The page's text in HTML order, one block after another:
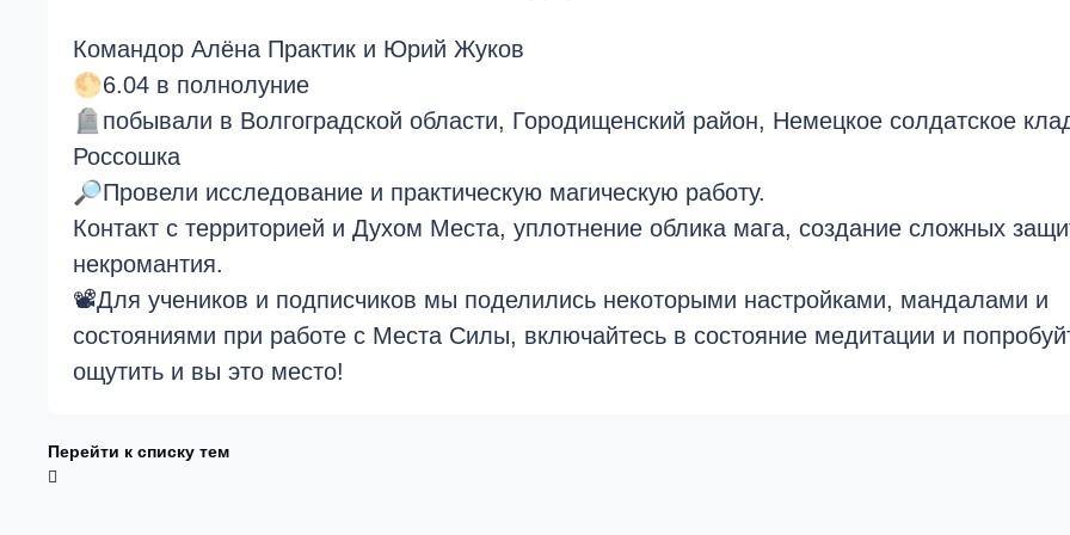
Командор Алёна Практик и Юрий Жуков
🌕6.04 в полнолуние
🪦 побывали в Волгоградской области, Городищенский район, Немецкое солдатское
Россошка
🔎Провели исследование и практическую магическую работу.
Контакт с территорией и Духом Места, уплотнение облика мага, создание сложных
некромантия.
📽Для учеников и подписчиков мы поделились некоторыми настройками, мандалами и
состояниями при работе с Места Силы, включайтесь в состояние медитации и
ощутить и вы это место!
Перейти к списку тем